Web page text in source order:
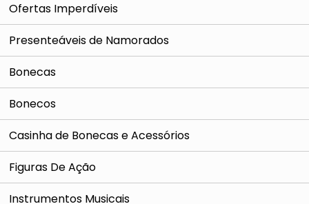
Ofertas Imperdíveis
Presenteáveis de Namorados
Bonecas
Bonecos
Casinha de Bonecas e Acessórios
Figuras De Ação
Instrumentos Musicais